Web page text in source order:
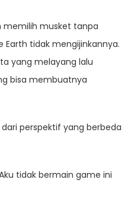
memilih musket tanpa
Earth tidak mengijinkannya.
yang melayang lalu
bisa membuatnya
perspektif yang berbeda
tidak bermain game ini